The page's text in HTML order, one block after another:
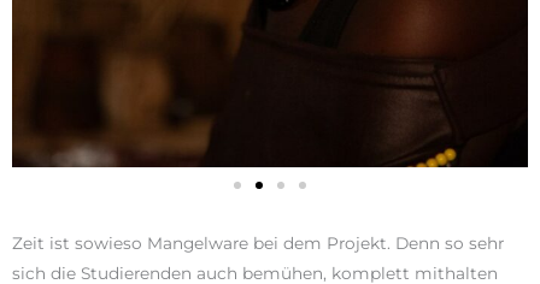
Zeit ist sowieso Mangelware bei dem Projekt. Denn so sehr
sich die Studierenden auch bemühen, komplett mithalten